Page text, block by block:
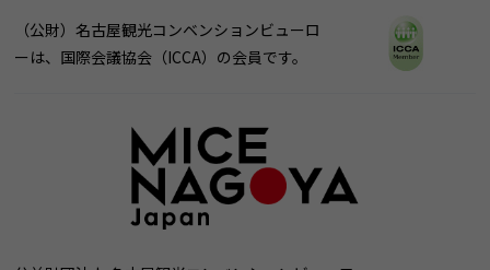
（公財）名古屋観光コンベンションビューロ
ーは、国際会議協会（ICCA）の会員です。